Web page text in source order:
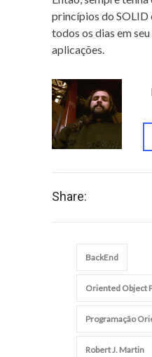
princípios do SOLID
todos os dias em
aplicações.
Share:
BackEnd
Oriented Object
Programação
Robert J. Martin